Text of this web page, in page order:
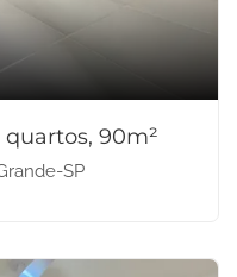
90m²
SP